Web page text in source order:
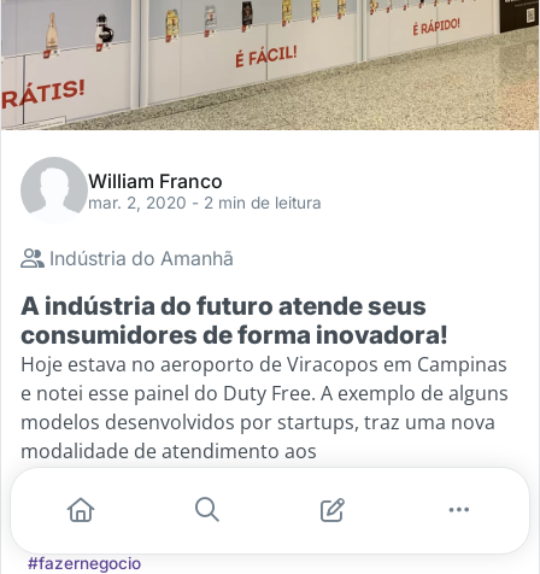
William Franco
mar. 2, 2020 - 2 min de leitura
Indústria do Amanhã
A indústria do futuro atende seus
consumidores de forma inovadora!
Hoje estava no aeroporto de Viracopos em Campinas
e notei esse painel do Duty Free. A exemplo de alguns
modelos desenvolvidos por startups, traz uma nova
modalidade de atendimento aos
...
#tecnologia #inovacao #industriadoamanha
#fazernegocio